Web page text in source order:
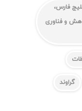
فارس،
و فناوری
گراوند